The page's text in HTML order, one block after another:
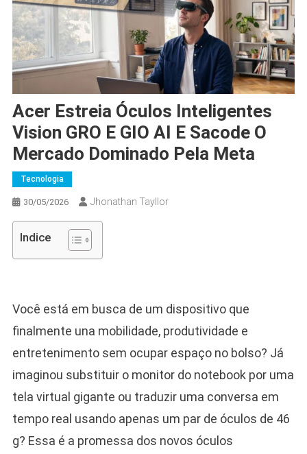
Acer Estreia Óculos Inteligentes
Vision GRO E GIO AI E Sacode O
Mercado Dominado Pela Meta
Tecnologia
30/05/2026 Jhonathan Tayllor
Indice
Você está em busca de um dispositivo que
finalmente una mobilidade, produtividade e
entretenimento sem ocupar espaço no bolso? Já
imaginou substituir o monitor do notebook por uma
tela virtual gigante ou traduzir uma conversa em
tempo real usando apenas um par de óculos de 46
g? Essa é a promessa dos novos óculos